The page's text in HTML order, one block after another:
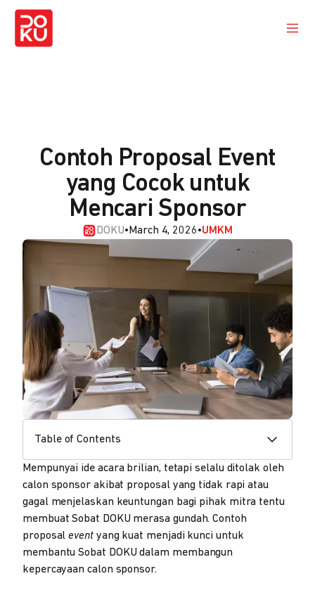
Contoh Proposal Event
yang Cocok untuk
Mencari Sponsor
DOKU• March 4, 2026•UMKM
Table of Contents
Mempunyai ide acara brilian, tetapi selalu ditolak oleh
calon sponsor akibat proposal yang tidak rapi atau
gagal menjelaskan keuntungan bagi pihak mitra tentu
membuat Sobat DOKU merasa gundah. Contoh
proposaleventyang kuat menjadi kunci untuk
membantu Sobat DOKU dalam membangun
kepercayaan calon sponsor.